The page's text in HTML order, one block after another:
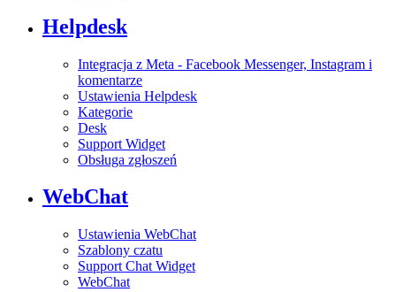
Helpdesk
Integracja z Meta - Facebook Messenger, Instagram i
komentarze
Ustawienia Helpdesk
Kategorie
Desk
Support Widget
Obsługa zgłoszeń
WebChat
Ustawienia WebChat
Szablony czatu
Support Chat Widget
WebChat